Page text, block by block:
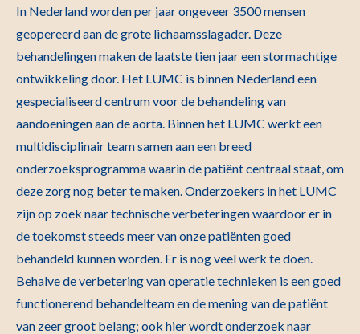
In Nederland worden per jaar ongeveer 3500 mensen
geopereerd aan de grote lichaamsslagader. Deze
behandelingen maken de laatste tien jaar een stormachtige
ontwikkeling door. Het LUMC is binnen Nederland een
gespecialiseerd centrum voor de behandeling van
aandoeningen aan de aorta. Binnen het LUMC werkt een
multidisciplinair team samen aan een breed
onderzoeksprogramma waarin de patiënt centraal staat, om
deze zorg nog beter te maken. Onderzoekers in het LUMC
zijn op zoek naar technische verbeteringen waardoor er in
de toekomst steeds meer van onze patiënten goed
behandeld kunnen worden. Er is nog veel werk te doen.
Behalve de verbetering van operatie technieken is een goed
functionerend behandelteam en de mening van de patiënt
van zeer groot belang; ook hier wordt onderzoek naar